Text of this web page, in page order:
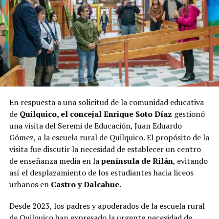
los próximos días serán cruciales para todos los
candidatos en la recta final hacia las urnas.
En respuesta a una solicitud de la comunidad educativa
de Quilquico, el concejal Enrique Soto Díaz gestionó
una visita del Seremi de Educación, Juan Eduardo
Gómez, a la escuela rural de Quilquico. El propósito de la
visita fue discutir la necesidad de establecer un centro
de enseñanza media en lapenínsula de Rilán, evitando
así el desplazamiento de los estudiantes hacia liceos
urbanos en Castro y Dalcahue.
Desde 2023, los padres y apoderados de la escuela rural